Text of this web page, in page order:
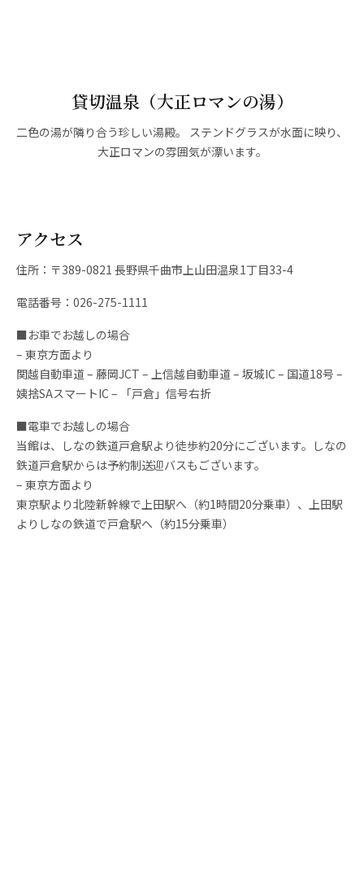
貸切温泉（大正ロマンの湯）
二色の湯が隣り合う珍しい湯殿。 ステンドグラスが水面に映り、
大正ロマンの雰囲気が漂います。
貸切温泉（大正ロマンの湯）
白濁の千曲源泉と緑色透明の上山田源泉が隣同士に並びます。
日々刻々と色変わるお湯です。
貸切温泉（大正ロマンの湯）
二色の湯が隣り合う光景は、全国的にも珍しいものです。
貸切温泉（飛泉の湯）
窓の障子の元、まるで畳のような美しいエメラルドの湯。左は上
山田、右は千曲。2本の源泉をお楽しみください。
貸切温泉（飛泉の湯）
隣り合わせに二つの湯殿をそなえます。
貸切温泉（飛泉の湯）
ときに白濁、ときに緑色透明と、日々刻々と色を変えます。
アクセス
住所：〒389-0821 長野県千曲市上山田温泉1丁目33-4
電話番号：026-275-1111
■お車でお越しの場合
– 東京方面より
関越自動車道 – 藤岡JCT – 上信越自動車道 – 坂城IC – 国道18号 –
姨捨SAスマートIC – 「戸倉」信号右折
■電車でお越しの場合
当館は、しなの鉄道戸倉駅より徒歩約20分にございます。しなの
鉄道戸倉駅からは予約制送迎バスもございます。
– 東京方面より
東京駅より北陸新幹線で上田駅へ（約1時間20分乗車）、上田駅
よりしなの鉄道で戸倉駅へ（約15分乗車）